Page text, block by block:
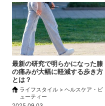
最新の研究で明らかになった膝
の痛みが大幅に軽減する歩き方
とは？
ライフスタイル > ヘルスケア・ビ
ューティー